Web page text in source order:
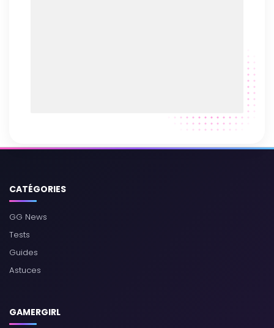
CATÉGORIES
GG News
Tests
Guides
Astuces
GAMERGIRL